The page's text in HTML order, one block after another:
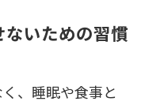
ないための習慣
、睡眠や食事と